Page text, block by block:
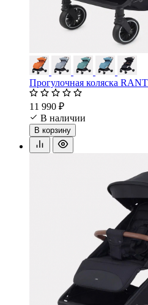
Прогулочная коляска
11 990 ₽
В наличии
В корзину